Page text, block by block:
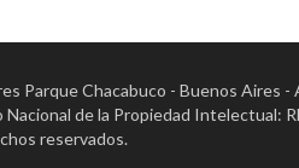
Parque Chacabuco - Buenos Aires -
de la Propiedad Intelectual:
reservados.